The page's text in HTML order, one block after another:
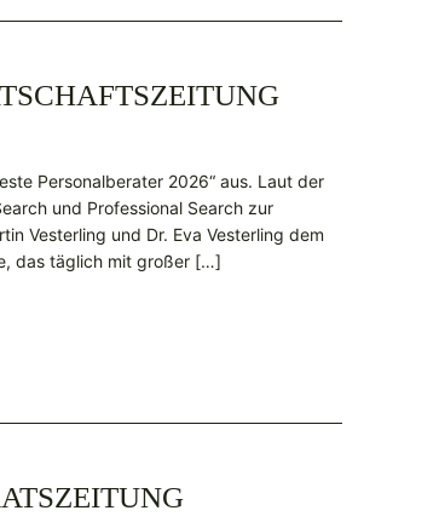
Personalberater 2026“ aus. Laut der
und Professional Search zur
Vesterling und Dr. Eva Vesterling dem
das täglich mit großer […]